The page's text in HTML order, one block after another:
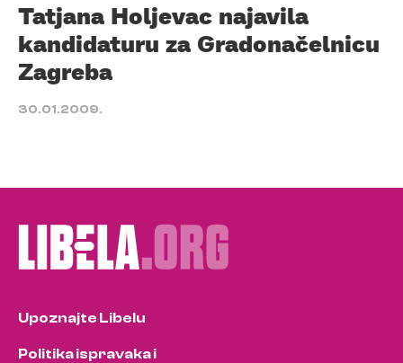
Tatjana Holjevac najavila
kandidaturu za Gradonačelnicu
Zagreba
30.01.2009.
Upoznajte Libelu
Politika ispravaka i